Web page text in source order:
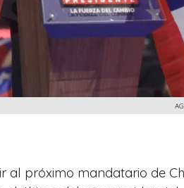
al próximo mandatario de